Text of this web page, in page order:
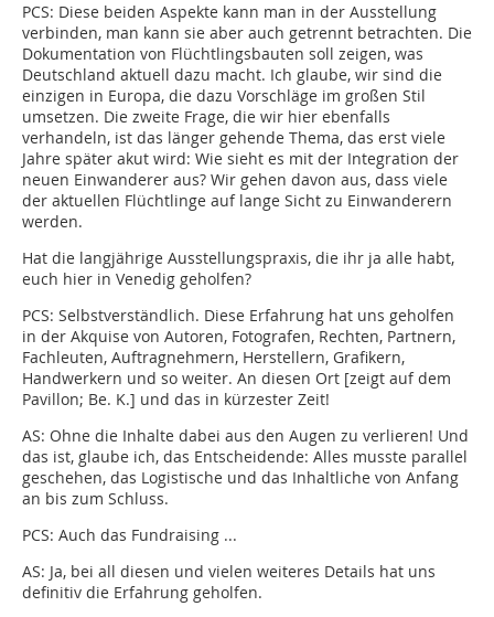
PCS: Diese beiden Aspekte kann man in der Ausstellung
verbinden, man kann sie aber auch getrennt betrachten. Die
Dokumentation von Flüchtlingsbauten soll zeigen, was
Deutschland aktuell dazu macht. Ich glaube, wir sind die
einzigen in Europa, die dazu Vorschläge im großen Stil
umsetzen. Die zweite Frage, die wir hier ebenfalls
verhandeln, ist das länger gehende Thema, das erst viele
Jahre später akut wird: Wie sieht es mit der Integration der
neuen Einwanderer aus? Wir gehen davon aus, dass viele
der aktuellen Flüchtlinge auf lange Sicht zu Einwanderern
werden.
Hat die langjährige Ausstellungspraxis, die ihr ja alle habt,
euch hier in Venedig geholfen?
PCS: Selbstverständlich. Diese Erfahrung hat uns geholfen
in der Akquise von Autoren, Fotografen, Rechten, Partnern,
Fachleuten, Auftragnehmern, Herstellern, Grafikern,
Handwerkern und so weiter. An diesen Ort [zeigt auf dem
Pavillon; Be. K.] und das in kürzester Zeit!
AS: Ohne die Inhalte dabei aus den Augen zu verlieren! Und
das ist, glaube ich, das Entscheidende: Alles musste parallel
geschehen, das Logistische und das Inhaltliche von Anfang
an bis zum Schluss.
PCS: Auch das Fundraising ...
AS: Ja, bei all diesen und vielen weiteres Details hat uns
definitiv die Erfahrung geholfen.